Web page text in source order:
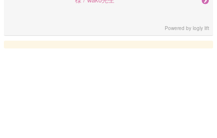
Powered bylogly lift